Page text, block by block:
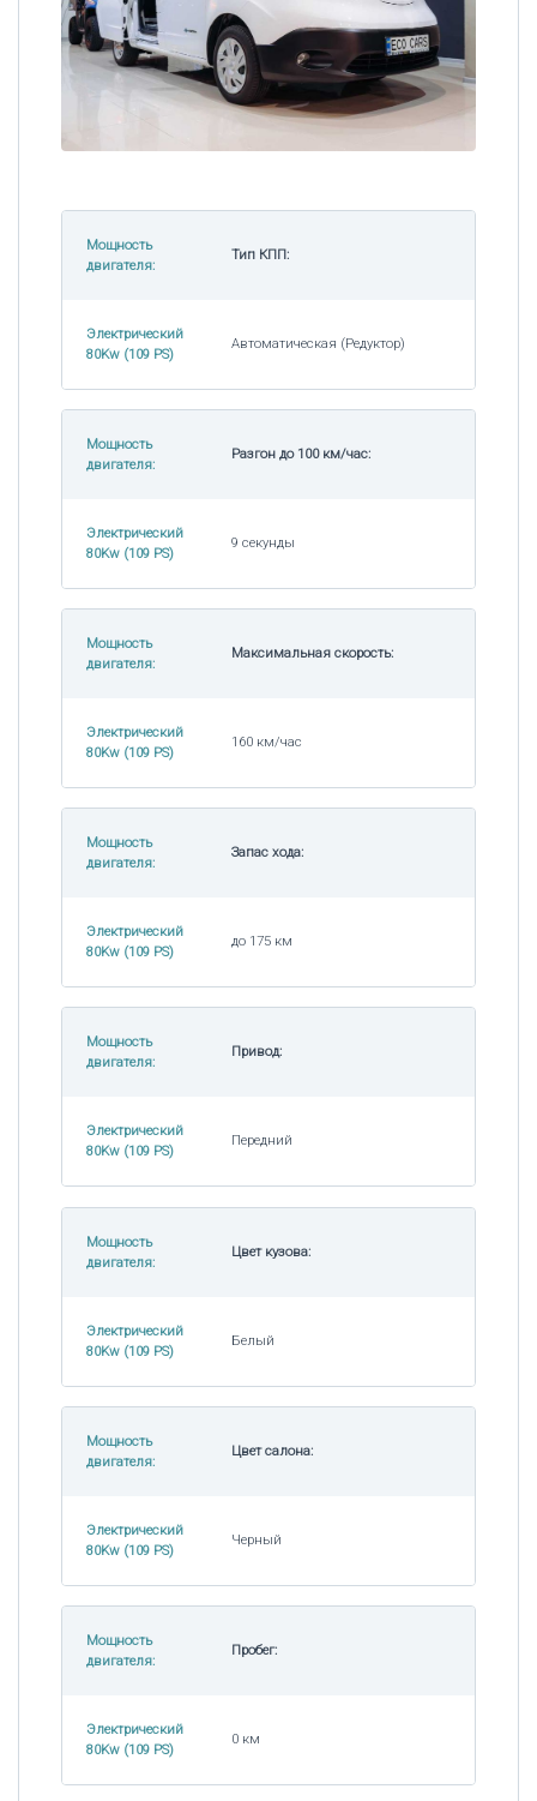
Мощность
двигателя:
Тип КПП:
Электрический
80Kw (109 PS)
Автоматическая (Редуктор)
Мощность
двигателя:
Разгон до 100 км/час:
Электрический
80Kw (109 PS)
9 секунды
Мощность
двигателя:
Максимальная скорость:
Электрический
80Kw (109 PS)
160 км/час
Мощность
двигателя:
Запас хода:
Электрический
80Kw (109 PS)
до 175 км
Мощность
двигателя:
Привод:
Электрический
80Kw (109 PS)
Передний
Мощность
двигателя:
Цвет кузова:
Электрический
80Kw (109 PS)
Белый
Мощность
двигателя:
Цвет салона:
Электрический
80Kw (109 PS)
Черный
Мощность
двигателя:
Пробег:
Электрический
80Kw (109 PS)
0 км